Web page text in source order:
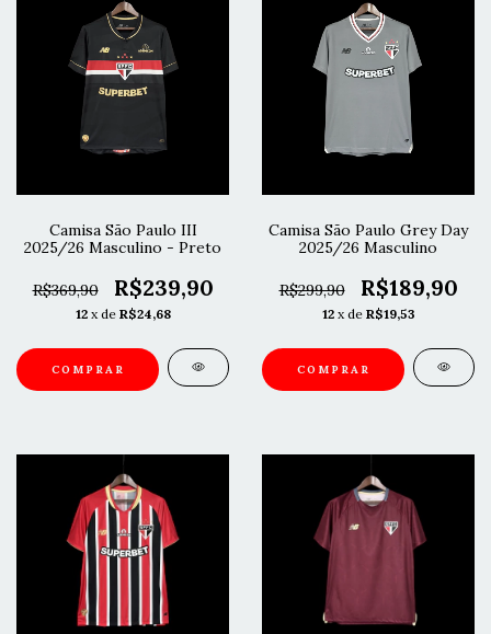
Camisa São Paulo III
2025/26 Masculino - Preto
R$369,90 R$239,90
12 x de R$24,68
COMPRAR
Camisa São Paulo Grey Day
2025/26 Masculino
R$299,90 R$189,90
12 x de R$19,53
COMPRAR